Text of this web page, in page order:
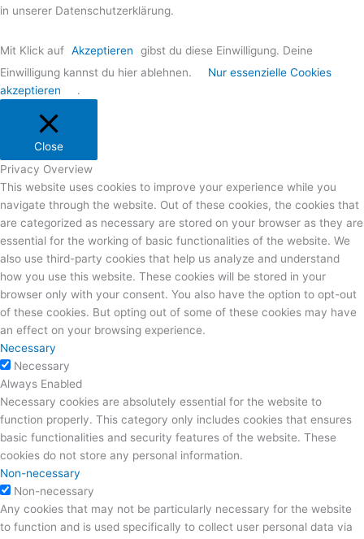
in unserer Datenschutzerklärung.
Mit Klick auf Akzeptieren
gibst du diese Einwilligung. Deine
Einwilligung kannst du hier ablehnen.
Nur essenzielle Cookies
akzeptieren
.
Close
Privacy Overview
This website uses cookies to improve your experience while you
navigate through the website. Out of these cookies, the cookies that
are categorized as necessary are stored on your browser as they are
essential for the working of basic functionalities of the website. We
also use third-party cookies that help us analyze and understand
how you use this website. These cookies will be stored in your
browser only with your consent. You also have the option to opt-out
of these cookies. But opting out of some of these cookies may have
an effect on your browsing experience.
Necessary
Necessary
Always Enabled
Necessary cookies are absolutely essential for the website to
function properly. This category only includes cookies that ensures
basic functionalities and security features of the website. These
cookies do not store any personal information.
Non-necessary
Non-necessary
Any cookies that may not be particularly necessary for the website
to function and is used specifically to collect user personal data via